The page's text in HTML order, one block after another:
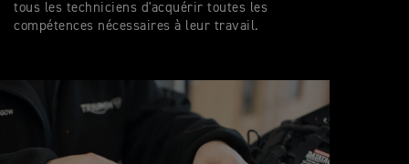
tous les techniciens d'acquérir toutes les
compétences nécessaires à leur travail.